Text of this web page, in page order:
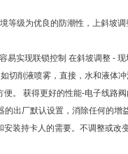
等级为优良的防潮性，上斜坡
易实现联锁控制 在斜坡调整 - 现
切削液喷雾，直接，水和液体
。 获得更好的性能-电子线路
出厂默认设置，消除任何的增
装持卡人的需要。不调整或改